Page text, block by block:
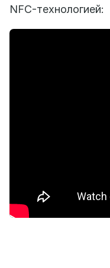
NFC-технологией: